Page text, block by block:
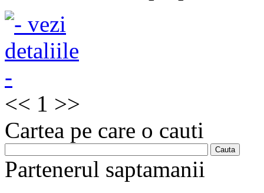
<< 1 >>
Cartea pe care o cauti
Partenerul saptamanii